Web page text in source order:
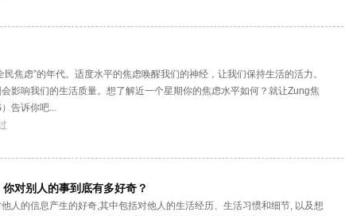
民焦虑”的年代。适度水平的焦虑唤醒我们的神经，让我们保持生活的活力。
影响我们的生活质量。想了解近一个星期你的焦虑水平如何？就让Zung焦
告诉你吧...
你对别人的事到底有多好奇？
人的信息产生的好奇,其中包括对他人的生活经历、生活习惯和细节, 以及想